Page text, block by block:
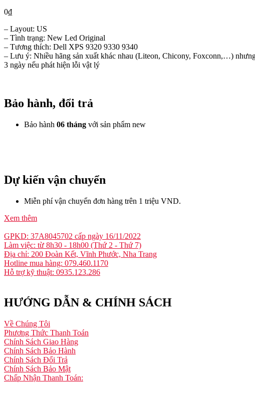
0₫
– Layout: US
– Tình trạng: New Led Original
– Tương thích: Dell XPS 9320 9330 9340
– Lưu ý: Nhiều hãng sản xuất khác nhau (Liteon, Chicony, Foxconn,…)
3 ngày nếu phát hiện lỗi vật lý
Bảo hành, đổi trả
Bảo hành 06 tháng với sản phẩm new
Dự kiến vận chuyển
Miễn phí vận chuyển đơn hàng trên 1 triệu VND.
Xem thêm
GPKD: 37A8045702 cấp ngày 16/11/2022
Làm việc: từ 8h30 - 18h00 (Thứ 2 - Thứ 7)
Địa chỉ: 200 Đoàn Kết, Vĩnh Phước, Nha Trang
Hotline mua hàng: 079.460.1170
Hỗ trợ kỹ thuật: 0935.123.286
HƯỚNG DẪN & CHÍNH SÁCH
Về Chúng Tôi
Phương Thức Thanh Toán
Chính Sách Giao Hàng
Chính Sách Bảo Hành
Chính Sách Đổi Trả
Chính Sách Bảo Mật
Chấp Nhận Thanh Toán: